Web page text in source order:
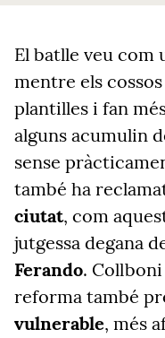
El batlle veu com
mentre els
plantilles i fan
alguns acumulin
sense
també ha
ciutat, com
jutgessa degana
Ferando.
reforma també
vulnerable, més